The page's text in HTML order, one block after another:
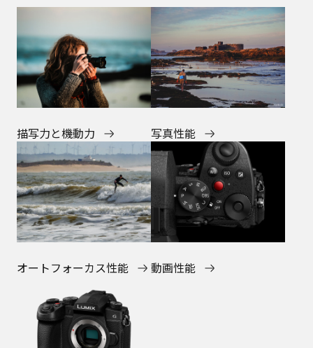
描写力と機動力 写真性能
オートフォーカス性能 動画性能